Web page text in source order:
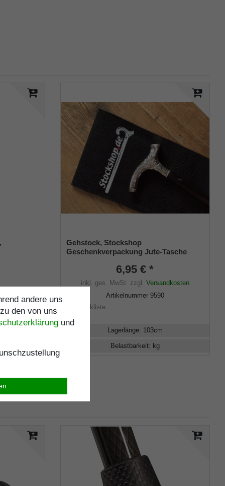
Gehstock, Stockshop
Geschenkverpackung Jute-Tasche
6,95 € *
inkl. ges. MwSt. zzgl. Versandkosten
Artikelnummer 9590
Merkliste
Lagerlänge: 103cm
Belastbarkeit: kg
andere uns
den von uns
und